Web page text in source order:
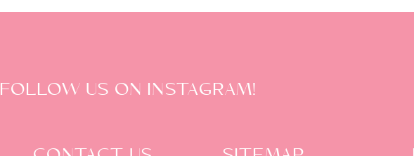
FOLLOW US ON INSTAGRAM!